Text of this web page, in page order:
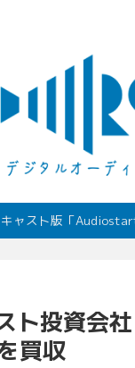
ャスト版「
ト投資会
買収